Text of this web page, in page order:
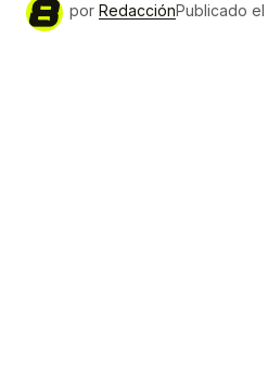
por RedacciónPublicado el